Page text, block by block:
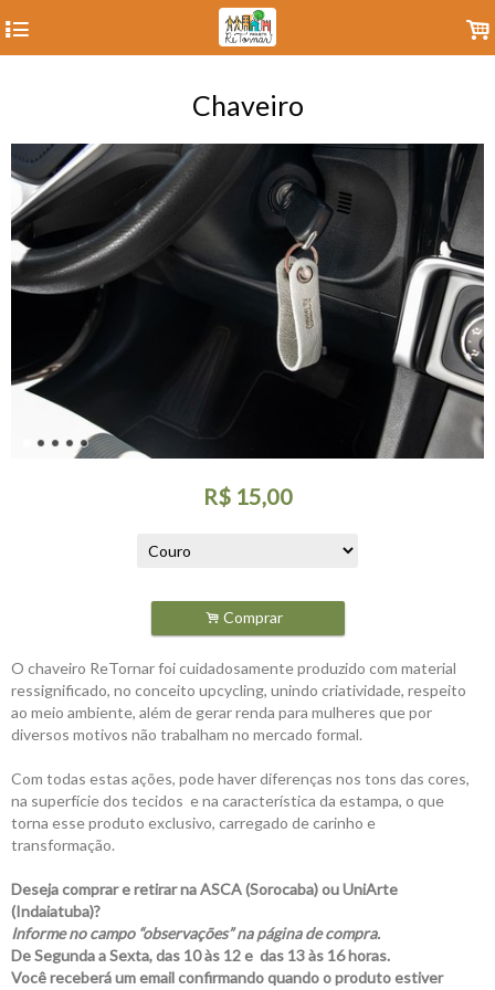
4 .
Chaveiro
R$ 15,00
. Comprar
O chaveiro ReTornar foi cuidadosamente produzido com material
ressignificado, no conceito upcycling, unindo criatividade, respeito
ao meio ambiente, além de gerar renda para mulheres que por
diversos motivos não trabalham no mercado formal.
Com todas estas ações, pode haver diferenças nos tons das cores,
na superfície dos tecidos e na característica da estampa, o que
torna esse produto exclusivo, carregado de carinho e
transformação.
Deseja comprar e retirar na ASCA (Sorocaba) ou UniArte
(Indaiatuba)?
Informe no campo “observações” na página de compra.
De Segunda a Sexta, das 10 às 12 e das 13 às 16 horas.
Você receberá um email confirmando quando o produto estiver